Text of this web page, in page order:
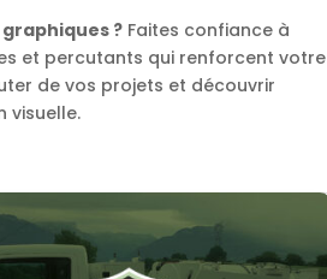
? Faites confiance à
et percutants qui renforcent votre
de vos projets et découvrir
visuelle.